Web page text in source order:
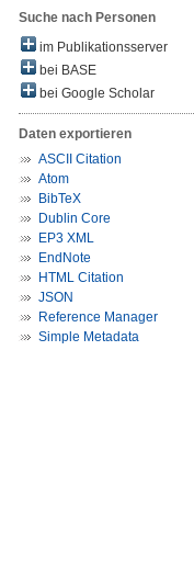
Suche nach Personen
im Publikationsserver
bei BASE
bei Google Scholar
Daten exportieren
ASCII Citation
Atom
BibTeX
Dublin Core
EP3 XML
EndNote
HTML Citation
JSON
Reference Manager
Simple Metadata